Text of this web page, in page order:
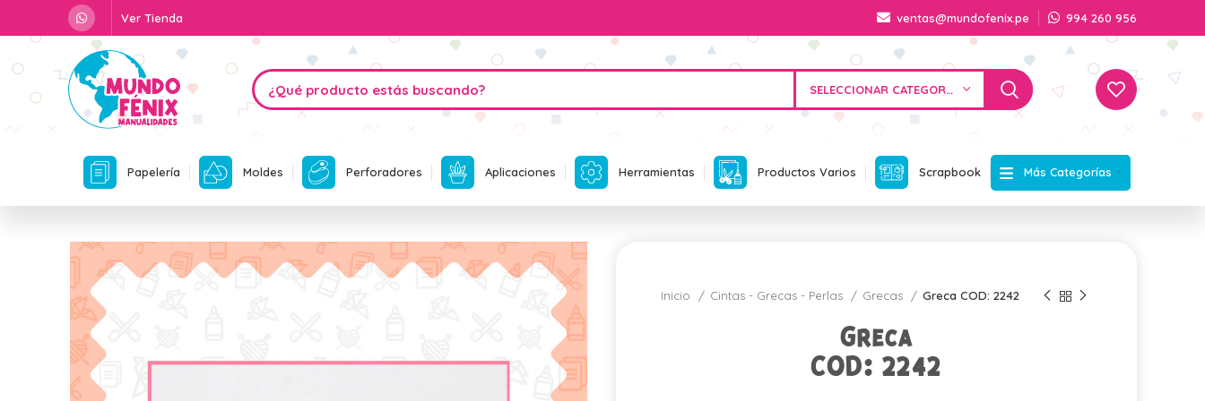
Ver Tienda ventas@mundofenix.pe 994 260 956
SELECCIONAR CATEGORÍA
Papelería Moldes Perforadores Aplicaciones Herramientas Productos Varios Scrapbook Más Categorías
Inicio Cintas - Grecas - Perlas Grecas Greca COD: 2242
Greca
COD: 2242